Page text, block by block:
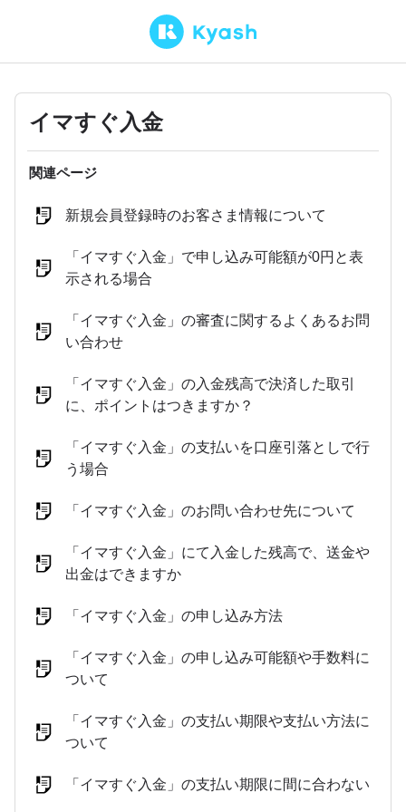
イマすぐ入金
関連ページ
新規会員登録時のお客さま情報について
「イマすぐ入金」で申し込み可能額が0円と表
示される場合
「イマすぐ入金」の審査に関するよくあるお問
い合わせ
「イマすぐ入金」の入金残高で決済した取引
に、ポイントはつきますか？
「イマすぐ入金」の支払いを口座引落としで行
う場合
「イマすぐ入金」のお問い合わせ先について
「イマすぐ入金」にて入金した残高で、送金や
出金はできますか
「イマすぐ入金」の申し込み方法
「イマすぐ入金」の申し込み可能額や手数料に
ついて
「イマすぐ入金」の支払い期限や支払い方法に
ついて
「イマすぐ入金」の支払い期限に間に合わない